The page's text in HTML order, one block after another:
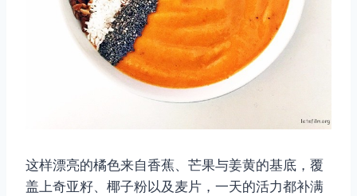
这样漂亮的橘色来自香蕉、芒果与姜黄的基底，覆
盖上奇亚籽、椰子粉以及麦片，一天的活力都补满